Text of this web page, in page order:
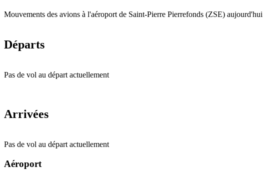
Mouvements des avions à l'aéroport de Saint-Pierre Pierrefonds (ZSE) aujourd'hui
Départs
Pas de vol au départ actuellement
Arrivées
Pas de vol au départ actuellement
Aéroport